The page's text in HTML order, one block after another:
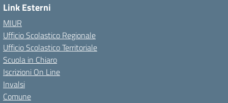
Link Esterni
MIUR
Ufficio Scolastico Regionale
Ufficio Scolastico Territoriale
Scuola in Chiaro
Iscrizioni On Line
Invalsi
Comune